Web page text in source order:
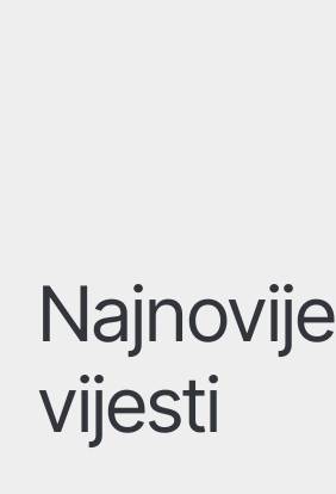
Najnovije
vijesti